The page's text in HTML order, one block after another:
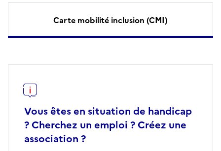
Carte mobilité inclusion (CMI)
Vous êtes en situation de handicap
? Cherchez un emploi ? Créez une
association ?